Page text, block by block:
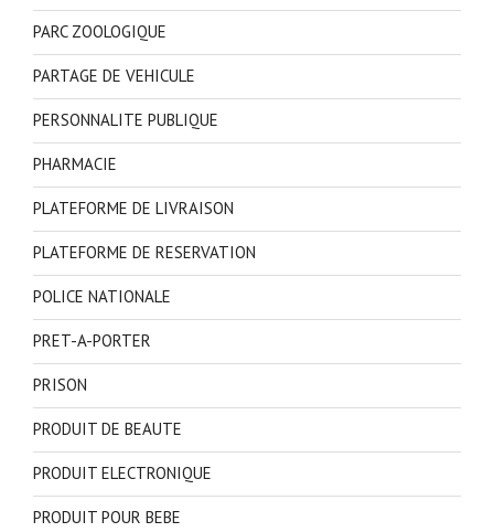
PARC ZOOLOGIQUE
PARTAGE DE VEHICULE
PERSONNALITE PUBLIQUE
PHARMACIE
PLATEFORME DE LIVRAISON
PLATEFORME DE RESERVATION
POLICE NATIONALE
PRET-A-PORTER
PRISON
PRODUIT DE BEAUTE
PRODUIT ELECTRONIQUE
PRODUIT POUR BEBE